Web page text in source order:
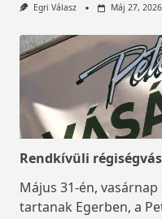
Egri Válasz Máj 27, 2026
Rendkívüli
Május 31-én,
tartanak Egerben, a